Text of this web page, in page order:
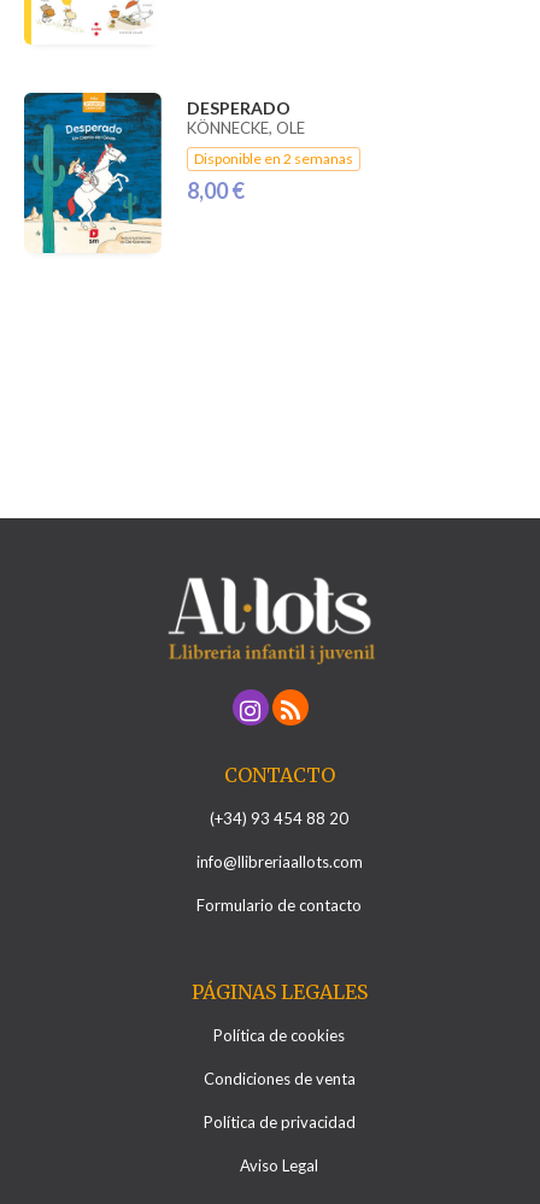
DESPERADO
KÖNNECKE, OLE
Disponible en 2 semanas
8,00 €
CONTACTO
(+34) 93 454 88 20
info@llibreriaallots.com
Formulario de contacto
PÁGINAS LEGALES
Política de cookies
Condiciones de venta
Política de privacidad
Aviso Legal